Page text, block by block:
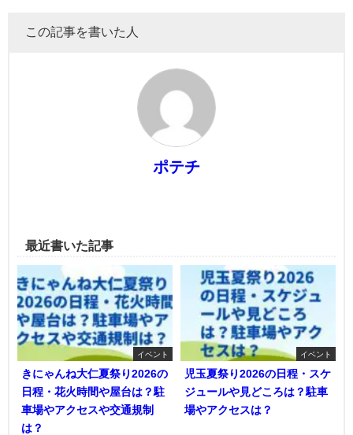
この記事を書いた人
ポテチ
最近書いた記事
イベント
きにゃんね大仁夏祭り2026の
日程・花火時間や屋台は？駐
車場やアクセスや交通規制
は？
イベント
児玉夏祭り2026の日程・スケ
ジュールや見どころは？駐車
場やアクセスは？